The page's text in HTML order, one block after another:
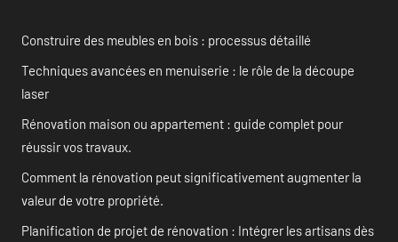
Construire des meubles en bois : processus détaillé
Techniques avancées en menuiserie : le rôle de la découpe
laser
Rénovation maison ou appartement : guide complet pour
réussir vos travaux.
Comment la rénovation peut significativement augmenter la
valeur de votre propriété.
Planification de projet de rénovation : Intégrer les artisans dès